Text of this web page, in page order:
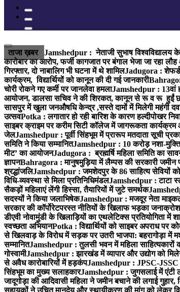
ताजा ख़बर Jamshedpur : नेताजी सुभाष विश्वविद्यालय के
कारोबार का आरोप, फर्जी कागजात पर बंगाल भेजा जा रहा
गिरफ्तार, दो नाबालिग भी घटना में थे शामिलJadugora : शेफर्ड
कार्यक्रम, विद्यार्थियों को कानून की दी गई जानकारी
चोरी रोकने गए कर्मी पर जानलेवा हमलाJamshedpur : 13वां
आयोजन, डालसा सचिव ने की शिरकत, कानून से रू व रू हुईं
सासपुर में खुला जनऔषधि केन्द्र ,सस्ते दामों में मिलेगी महंगी
उत्सवPotka : लगातार हो रही बारिश के कारण हल्दीपोखर
साइबर क्राइम पर करीम सिटी कॉलेज में जागरूकता
जेलJamshedpur : पूर्वी सिंहभूम में प्रारूप मतदाता सूची
समिति ने किया सम्मानितJamshedpur : 10 करोड़ नशा-
मीट’ का आयोजनJadugora : ब्रह्मर्षि महिला समिति का
ज्ञापनBahragora : मानुषमुड़िया में लैम्पस की सरकारी जमीन
श्रद्धांजलिJamshedpur : जमशेदपुर के 86 साहित्य सेवियों को
विधि-व्यवस्था से मिला प्रतिनिधिमंडलJamshedpur : टाटा
सैकड़ों महिलाएं लेंगी हिस्सा, तैयारियों में जुटे समर्थक
सदस्यों ने किया जलाभिषेकJamshedpur : मजदूर नेता
सरकार की कॉर्पोरेटपरस्त नीतियों के खिलाफ भड़का
डीएवी नोवामुंडी के खिलाड़ियों का एथलेटिक्स प्रतियोगिता में
स्वच्छता अभियानPotka : विद्यार्थियों को साइबर अपराध पर
से खिलवाड़ के विरोध में सड़क पर उतरी भाजपा: बहरागोड़ा में
सम्मानितJamshedpur : तुलसी भवन में महिला साहित्यकारों
गोस्वामीJamshedpur : झारखंड में व्यापार और उद्योग को
से अवैध कारोबारियों में हड़कंपJamshedpur : JPSC-JSSC
सिंहभूम का मुख्य सलाहकारJamshedpur : जुगसलाई में एंटी
जादूगोड़ा की आदिवासी महिला ने जमीन बचाने की लगाई